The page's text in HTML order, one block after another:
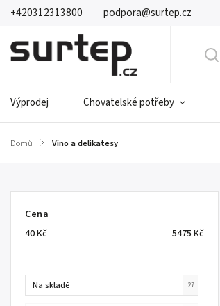
+420312313800 podpora@surtep.cz
Výprodej Chovatelské potřeby
Domů / Víno a delikatesy
Cena
40Kč 5475 Kč
Na skladě 27